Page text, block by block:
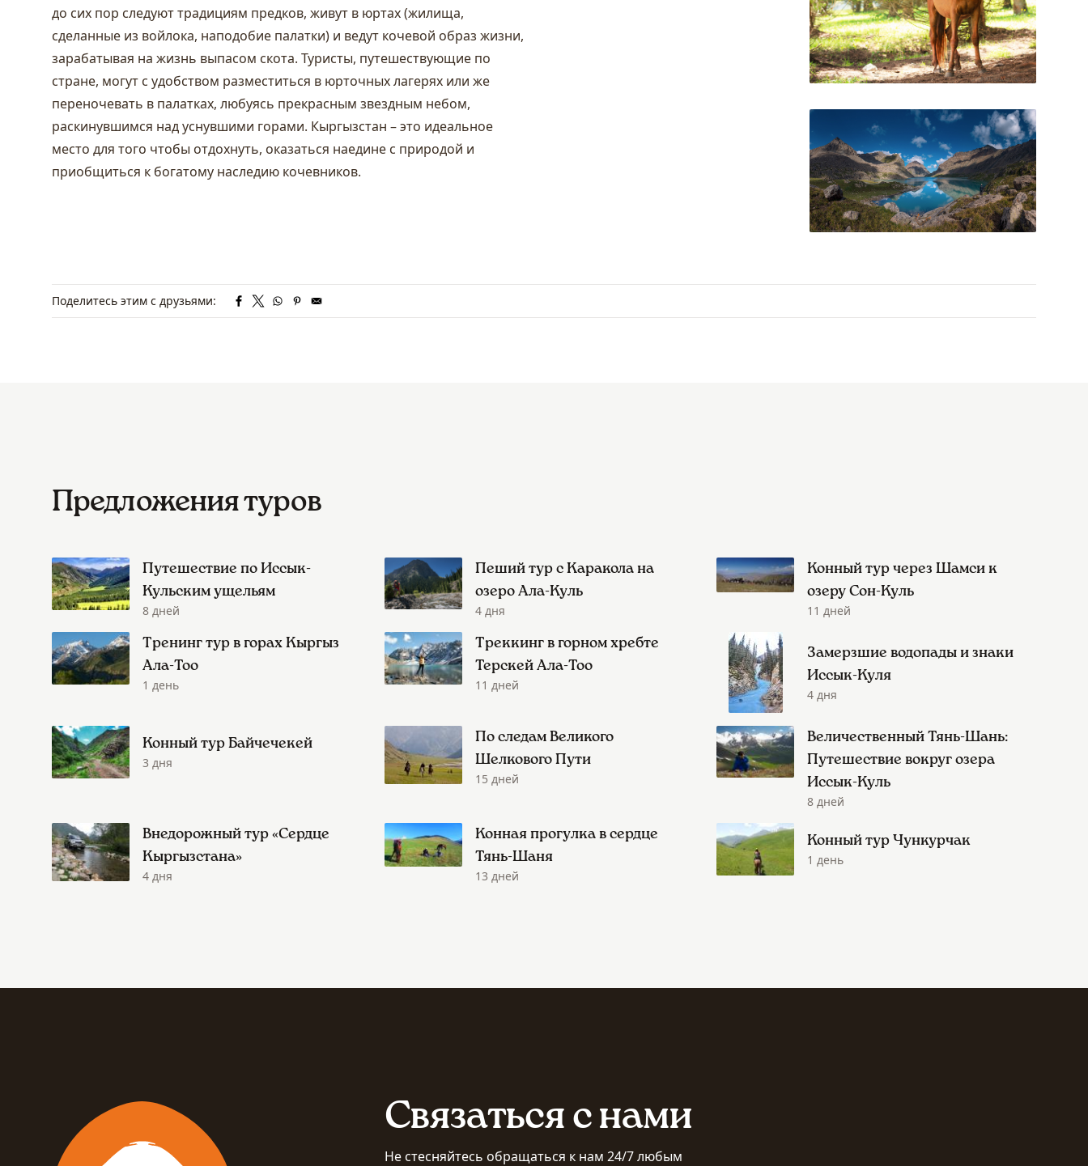
до сих пор следуют традициям предков, живут в юртах (жилища,
сделанные из войлока, наподобие палатки) и ведут кочевой образ жизни,
зарабатывая на жизнь выпасом скота. Туристы, путешествующие по
стране, могут с удобством разместиться в юрточных лагерях или же
переночевать в палатках, любуясь прекрасным звездным небом,
раскинувшимся над уснувшими горами. Кыргызстан – это идеальное
место для того чтобы отдохнуть, оказаться наедине с природой и
приобщиться к богатому наследию кочевников.
Поделитесь этим с друзьями:
Предложения туров
Путешествие по Иссык-
Кульским ущельям
8 дней
Пеший тур с Каракола на
озеро Ала-Куль
4 дня
Конный тур через Шамси к
озеру Сон-Куль
11 дней
Тренинг тур в горах Кыргыз
Ала-Тоо
1 день
Треккинг в горном хребте
Терскей Ала-Тоо
11 дней
Замерзшие водопады и знаки
Иссык-Куля
4 дня
Конный тур Байчечекей
3 дня
По следам Великого
Шелкового Пути
15 дней
Величественный Тянь-Шань:
Путешествие вокруг озера
Иссык-Куль
8 дней
Внедорожный тур «Сердце
Кыргызстана»
4 дня
Конная прогулка в сердце
Тянь-Шаня
13 дней
Конный тур Чункурчак
1 день
Связаться с нами
Не стесняйтесь обращаться к нам 24/7 любым